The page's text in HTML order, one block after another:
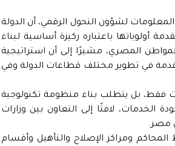
لشؤون التحول الرقمي، أن الدولة
أولوياتها باعتباره ركيزة أساسية لبناء
المصري، مشيرًا إلى أن استراتيجية
في تطوير مختلف قطاعات الدولة وفي
فقط، بل يتطلب بناء منظومة تكنولوجية
الخدمات، لافتًا إلى التعاون بين وزارات
مصر.
ومراكز الإصلاح والتأهيل وأقسام